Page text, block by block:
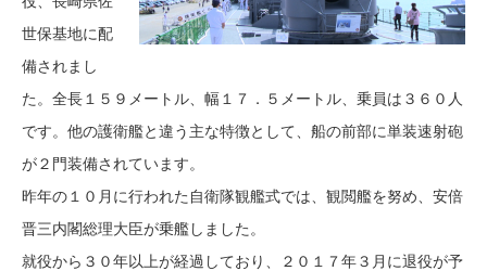
世保基地に配
備されまし
た。全長１５９メートル、幅１７．５メートル、乗員は３６０人
です。他の護衛艦と違う主な特徴として、船の前部に単装速射砲
が２門装備されています。
昨年の１０月に行われた自衛隊観艦式では、観閲艦を努め、安倍
晋三内閣総理大臣が乗艦しました。
就役から３０年以上が経過しており、２０１７年３月に退役が予